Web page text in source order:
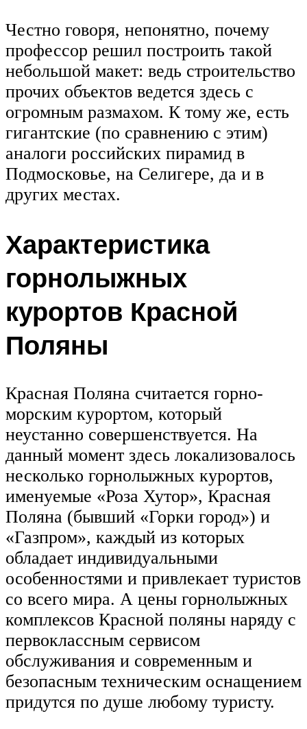
Честно говоря, непонятно, почему
профессор решил построить такой
небольшой макет: ведь строительство
прочих объектов ведется здесь с
огромным размахом. К тому же, есть
гигантские (по сравнению с этим)
аналоги российских пирамид в
Подмосковье, на Селигере, да и в
других местах.
Характеристика
горнолыжных
курортов Красной
Поляны
Красная Поляна считается горно-
морским курортом, который
неустанно совершенствуется. На
данный момент здесь локализовалось
несколько горнолыжных курортов,
именуемые «Роза Хутор», Красная
Поляна (бывший «Горки город») и
«Газпром», каждый из которых
обладает индивидуальными
особенностями и привлекает туристов
со всего мира. А цены горнолыжных
комплексов Красной поляны наряду с
первоклассным сервисом
обслуживания и современным и
безопасным техническим оснащением
придутся по душе любому туристу.